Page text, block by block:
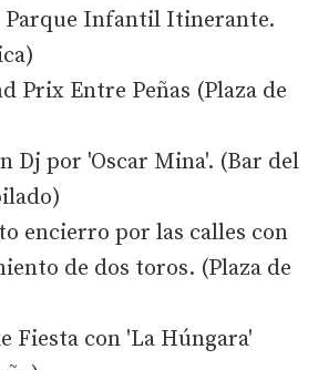
Parque Infantil Itinerante.
Prix Entre Peñas (Plaza de
Dj por 'Oscar Mina'. (Bar del
encierro por las calles con
de dos toros. (Plaza de
Fiesta con 'La Húngara'